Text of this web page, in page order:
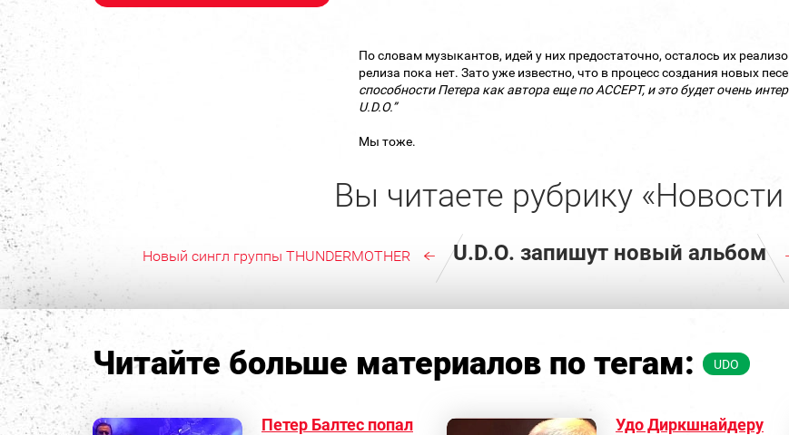
По словам музыкантов, идей у них предостаточно, осталось их
релиза пока нет. Зато уже известно, что в процесс создания новых
способности Петера как автора еще по ACCEPT, и это будет очень
U.D.O.”
Мы тоже.
Вы читаете рубрику
Новый сингл группы THUNDERMOTHER U.D.O. запишут новый альбом
Читайте больше материалов по тегам: UDO
Петер Балтес попал
Удо Диркшнайдеру